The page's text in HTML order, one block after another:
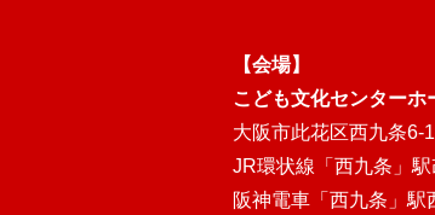
【会場】
こども文化センターホ
大阪市此花区西九条6-
JR環状線「西九条」
阪神電車「西九条」駅